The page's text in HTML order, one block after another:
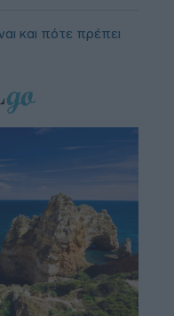
και πότε πρέπει